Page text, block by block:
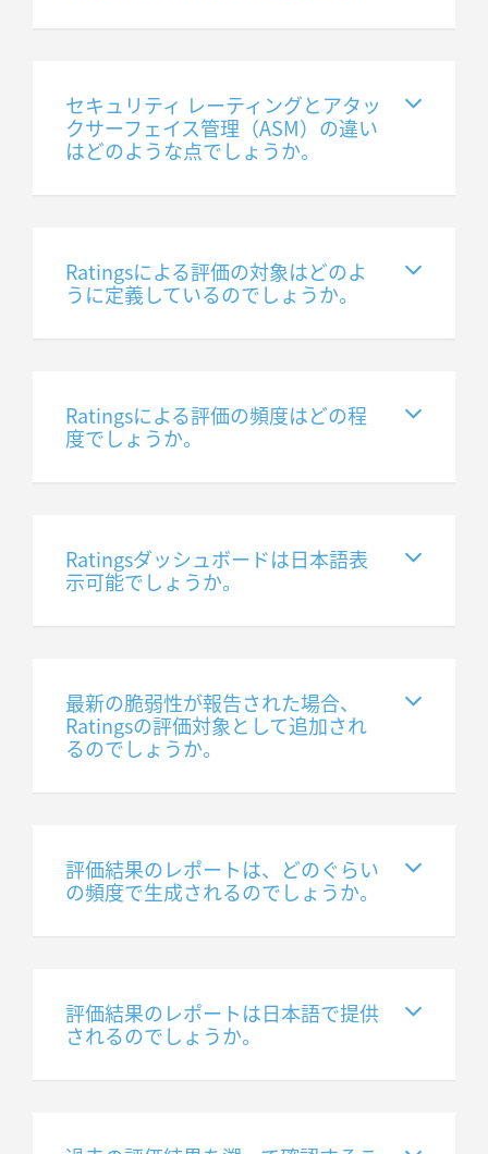
セキュリティ レーティングとアタッ
クサーフェイス管理（ASM）の違い
はどのような点でしょうか。
Ratingsによる評価の対象はどのよ
うに定義しているのでしょうか。
Ratingsによる評価の頻度はどの程
度でしょうか。
Ratingsダッシュボードは日本語表
示可能でしょうか。
最新の脆弱性が報告された場合、
Ratingsの評価対象として追加され
るのでしょうか。
評価結果のレポートは、どのぐらい
の頻度で生成されるのでしょうか。
評価結果のレポートは日本語で提供
されるのでしょうか。